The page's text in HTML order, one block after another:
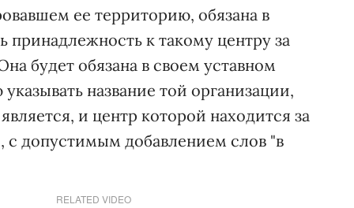
ее территорию, обязана в
принадлежность к такому центру за
будет обязана в своем уставном
название той организации,
и центр которой находится за
с допустимым добавлением слов "в
RELATED VIDEO